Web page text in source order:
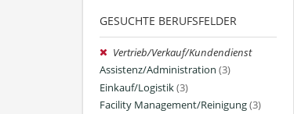
GESUCHTE BERUFSFELDER
Vertrieb/Verkauf/Kundendienst
Assistenz/Administration (3)
Einkauf/Logistik(3)
Facility Management/Reinigung(3)